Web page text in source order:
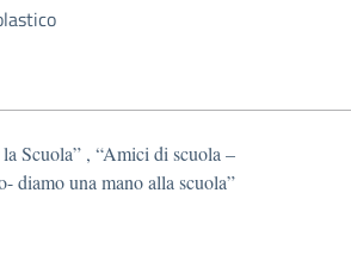
Scuola” , “Amici di scuola –
diamo una mano alla scuola”